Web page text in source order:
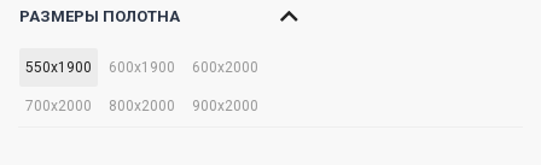
РАЗМЕРЫ ПОЛОТНА
550x1900 600x1900 600x2000
700x2000 800x2000 900x2000